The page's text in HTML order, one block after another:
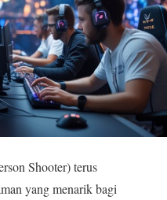
Shooter) terus
yang menarik bagi